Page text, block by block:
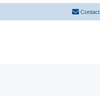
Contact